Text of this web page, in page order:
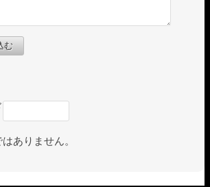
む
ありません。